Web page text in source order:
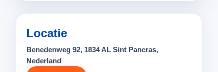
Locatie
Benedenweg 92, 1834 AL Sint Pancras,
Nederland